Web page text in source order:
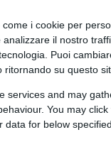
i cookie per
il nostro
Puoi
ritornando su questo
services and may
You may
data for below
ha
sono